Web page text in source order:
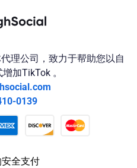
理公司，致力于帮助您以自
加TikTok 。
0139
全支付